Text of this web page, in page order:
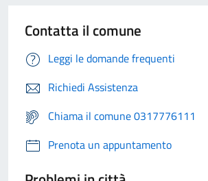
Contatta il comune
Leggi le domande frequenti
Richiedi Assistenza
Chiama il comune 0317776111
Prenota un appuntamento